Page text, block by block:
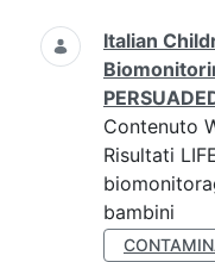
Italian
Contenuto
Risultati
bambini